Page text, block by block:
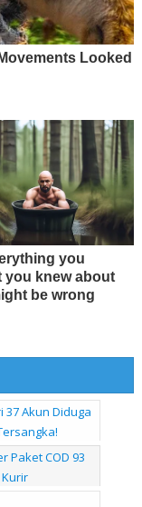
37 Akun Diduga
Paket COD 93
Kurir